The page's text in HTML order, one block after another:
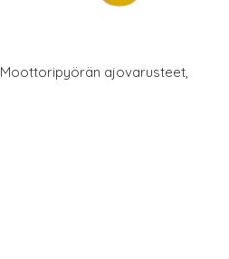
Moottoripyörän ajovarusteet